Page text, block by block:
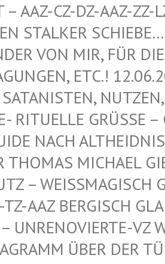
CZ-DZ-AAZ-ZZ-
SCHIEBE…!
VON MIR, FÜR DIE
ETC.!
NUTZEN,
GRÜSSE –
ALTHEIDNISCHEN
MICHAEL GIESEN
BERGISCH
VZ
ÜBER DER TÜR UND